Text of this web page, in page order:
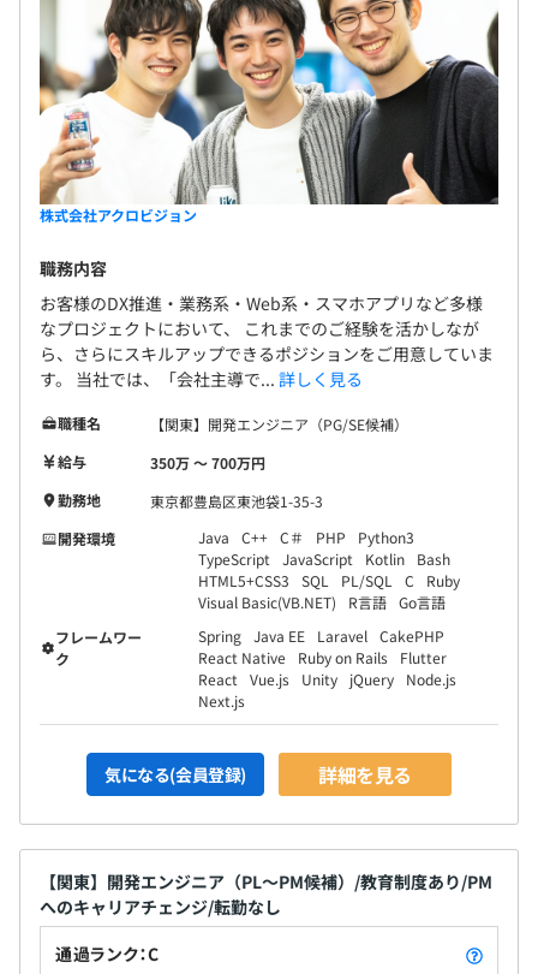
株式会社アクロビジョン
職務内容
お客様のDX推進・業務系・Web系・スマホアプリなど多様
なプロジェクトにおいて、 これまでのご経験を活かしなが
ら、さらにスキルアップできるポジションをご用意していま
す。 当社では、「会社主導で... 詳しく見る
職種名
【関東】開発エンジニア（PG/SE候補）
給与
350万 〜 700万円
勤務地
東京都豊島区東池袋1-35-3
開発環境
Java C++ C＃ PHP
Python3
TypeScript
JavaScript Kotlin
Bash
HTML5+CSS3
SQL PL/SQL C
Ruby
Visual Basic(VB.NET)
R言語 Go言語
フレームワー
ク
Spring Java EE Laravel CakePHP
React Native
Ruby on Rails
Flutter
React
Vue.js Unity jQuery
Node.js
Next.js
気になる(会員登録) 詳細を見る
【関東】開発エンジニア（PL～PM候補）/教育制度あり/PM
へのキャリアチェンジ/転勤なし
通過ランク：C